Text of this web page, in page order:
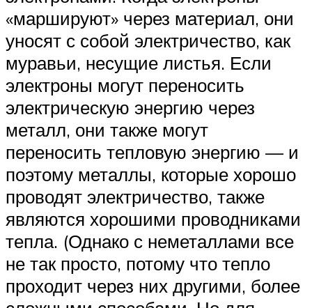
«маршируют» через материал, они
уносят с собой электричество, как
муравьи, несущие листья. Если
электроны могут переносить
электрическую энергию через
металл, они также могут
переносить тепловую энергию — и
поэтому металлы, которые хорошо
проводят электричество, также
являются хорошими проводниками
тепла. (Однако с неметаллами все
не так просто, потому что тепло
проходит через них другими, более